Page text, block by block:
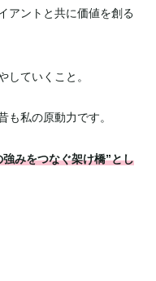
アントと共に価値を創る
していくこと。
も私の原動力です。
みをつなぐ架け橋”とし